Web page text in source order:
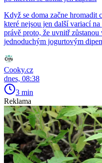
Když se doma začne hromadit
které nejsou jen další variací
právě proto, že uvnitř
jednoduchým jogurtovým
Cooky.cz
dnes, 08:38
3 min
Reklama